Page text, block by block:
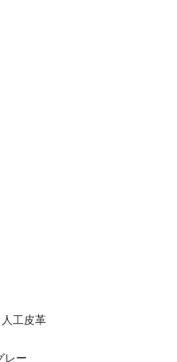
工皮革
レー